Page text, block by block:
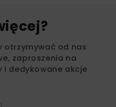
otrzymywać od nas
zaproszenia na
dedykowane akcje